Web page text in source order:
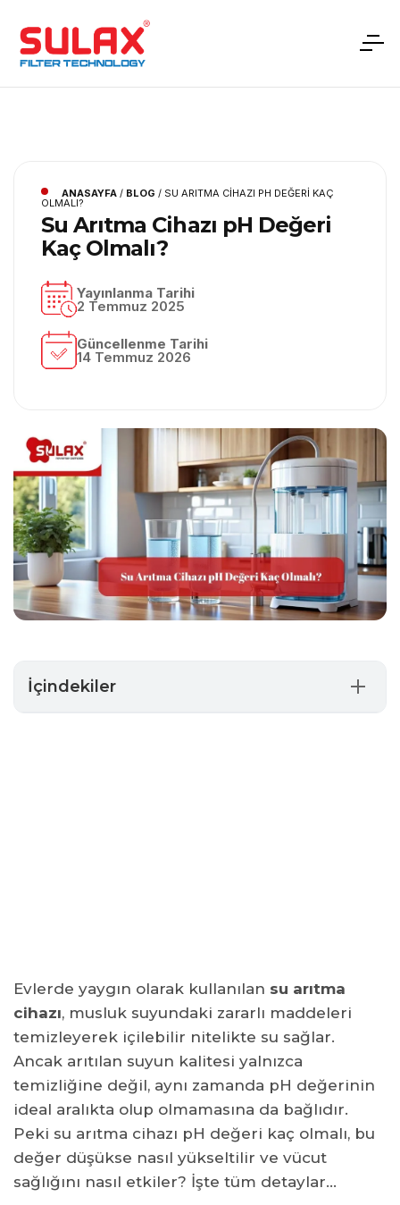
ANASAYFA / BLOG / SU ARITMA CIHAZI PH DEĞERI KAÇ
OLMALI?
Su Arıtma Cihazı pH Değeri
Kaç Olmalı?
Yayınlanma Tarihi
2 Temmuz 2025
Güncellenme Tarihi
14 Temmuz 2026
İçindekiler
pH değeri yüksek suyun zararları var mı?
Evlerde yaygın olarak kullanılan su arıtma
cihazı, musluk suyundaki zararlı maddeleri
temizleyerek içilebilir nitelikte su sağlar.
Ancak arıtılan suyun kalitesi yalnızca
temizliğine değil, aynı zamanda pH değerinin
ideal aralıkta olup olmamasına da bağlıdır.
Peki su arıtma cihazı pH değeri kaç olmalı, bu
değer düşükse nasıl yükseltilir ve vücut
sağlığını nasıl etkiler? İşte tüm detaylar…